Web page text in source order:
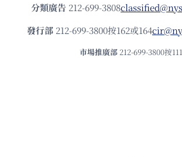
分類廣告 212-699-3808
發⾏部 212-699-3800按162或164
市場推廣部 212-699-3800按111